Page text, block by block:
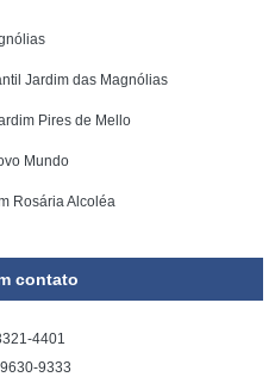
Jardim das Magnólias
Pires de Mello
Mundo
Rosária Alcoléa
contato
4401
9333